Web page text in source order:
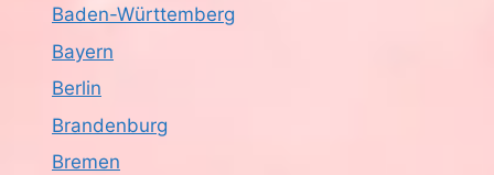
Baden-Württemberg
Bayern
Berlin
Brandenburg
Bremen